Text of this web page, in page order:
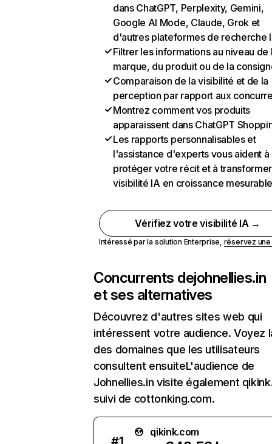
dans ChatGPT, Perplexity, Gemini,
Google AI Mode, Claude, Grok et
d'autres plateformes de recherche
Filtrer les informations au niveau de
marque, du produit ou de la
Comparaison de la visibilité et de la
perception par rapport aux
Montrez comment vos produits
apparaissent dans ChatGPT
Les rapports personnalisables et
l'assistance d'experts vous aident à
protéger votre récit et à
visibilité IA en croissance
Vérifiez votre visibilité IA →
Intéressé par la solution Enterprise, réservez
Concurrents dejohnellies.in
et ses alternatives
Découvrez d'autres sites web qui
intéressent votre audience. Voyez
des domaines que les utilisateurs
consultent ensuiteL'audience de
Johnellies.in visite également
suivi de cottonking.com.
qikink.com